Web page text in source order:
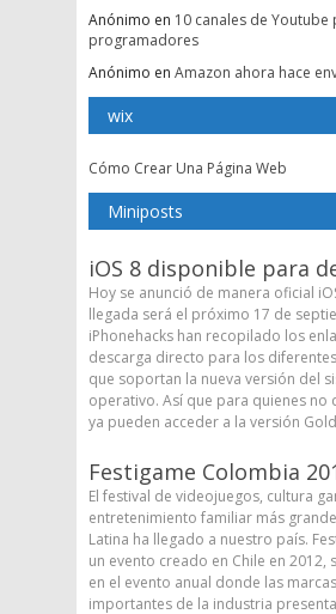
Anónimo en 10 canales de Youtube
programadores
Anónimo en Amazon ahora hace
wix
Cómo Crear Una Página Web
Miniposts
iOS 8 disponible para
Hoy se anunció de manera oficial
llegada será el próximo 17 de
iPhonehacks han recopilado los
descarga directo para los
que soportan la nueva versión del
operativo. Así que para quienes no
ya pueden acceder a la versión
Festigame Colombia
El festival de videojuegos, cultura
entretenimiento familiar más
Latina ha llegado a nuestro país.
un evento creado en Chile en 2012,
en el evento anual donde las
importantes de la industria